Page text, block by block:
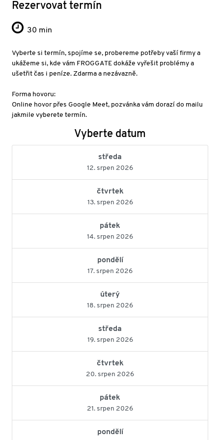
Rezervovat termín
30 min
Vyberte si termín, spojíme se, probereme potřeby vaší firmy a
ukážeme si, kde vám FROGGATE dokáže vyřešit problémy a
ušetřit čas i peníze. Zdarma a nezávazně.
Forma hovoru:
Online hovor přes Google Meet, pozvánka vám dorazí do mailu
jakmile vyberete termín.
Vyberte datum
středa
12. srpen 2026
čtvrtek
13. srpen 2026
pátek
14. srpen 2026
pondělí
17. srpen 2026
úterý
18. srpen 2026
středa
19. srpen 2026
čtvrtek
20. srpen 2026
pátek
21. srpen 2026
pondělí